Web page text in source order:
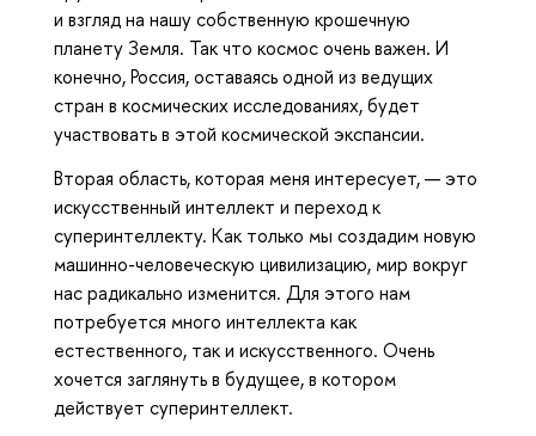
и взгляд на нашу собственную крошечную
планету Земля. Так что космос очень важен. И
конечно, Россия, оставаясь одной из ведущих
стран в космических исследованиях, будет
участвовать в этой космической экспансии.
Вторая область, которая меня интересует, — это
искусственный интеллект и переход к
суперинтеллекту. Как только мы создадим новую
машинно-человеческую цивилизацию, мир вокруг
нас радикально изменится. Для этого нам
потребуется много интеллекта как
естественного, так и искусственного. Очень
хочется заглянуть в будущее, в котором
действует суперинтеллект.